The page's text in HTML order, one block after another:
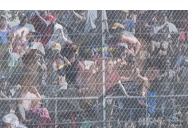
DE PRIMERA OPCIÓN
JUNTOS
ACADEMY
FOTOGRÁFICA
MEXICOGP
INTERACTIVOS
ACREDITACIONES